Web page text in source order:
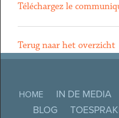
Téléchargez le
Terug naar het overzicht
HOME IN DE MEDIA
BLOG